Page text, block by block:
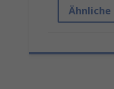
Ähnliche